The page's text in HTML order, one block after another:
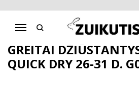
Navigacija
Pagrindinis
D.D.Step batai mergaitėms
Greitai džiūstantys batai Quick dry 26-31 d.
GREITAI
QUICK DRY 26-31 D.